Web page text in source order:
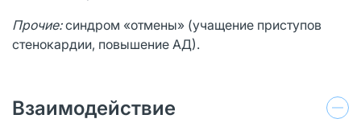
Прочие:синдром «отмены» (учащение приступов
стенокардии, повышение АД).
Взаимодействие